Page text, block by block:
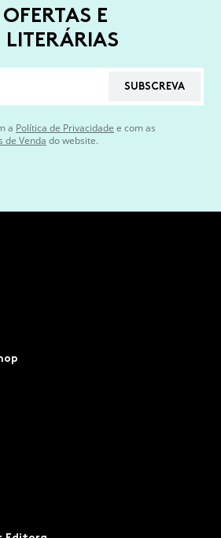
E
SUBSCREVA
a Política de Privacidade e com as
de Venda do website.